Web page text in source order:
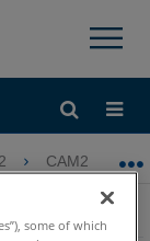
×
CAM2
ウトのGDT
some of which